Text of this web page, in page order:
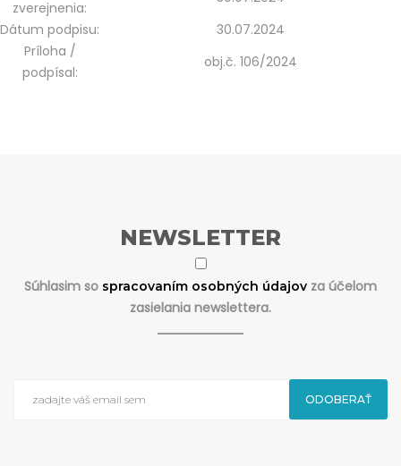
zverejnenia:
Dátum podpisu:
30.07.2024
Príloha /
podpísal:
obj.č. 106/2024
NEWSLETTER
Súhlasim so spracovaním osobných údajov za účelom
zasielania newslettera.
ODOBERAŤ